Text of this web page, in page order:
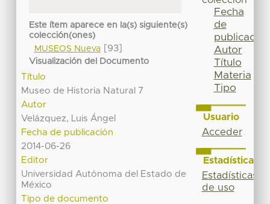
Este ítem aparece en la(s) siguiente(s)
colección(ones)
MUSEOS Nueva[93]
Visualización del Documento
Título
Museo de Historia Natural 7
Autor
Velázquez, Luis Ángel
Fecha de publicación
2014-06-26
Editor
Universidad Autónoma del Estado de
México
Tipo de documento
Fecha
de
publicación
Autor
Título
Materia
Tipo
Usuario
Acceder
Estadísticas
Estadísticas
de uso